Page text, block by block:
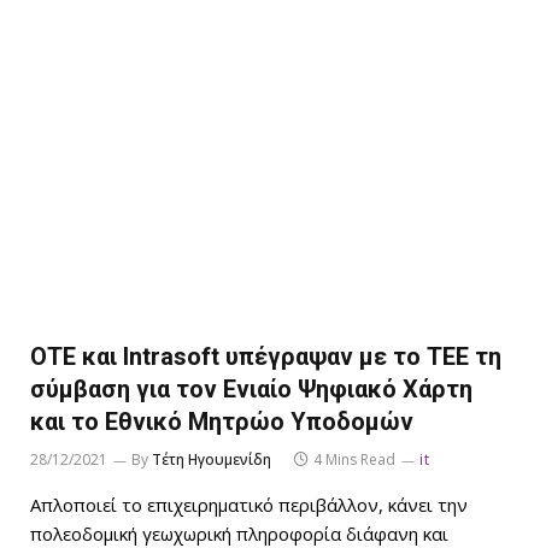
ΟΤΕ και Intrasoft υπέγραψαν με το ΤΕΕ τη
σύμβαση για τον Ενιαίο Ψηφιακό Χάρτη
και το Εθνικό Μητρώο Υποδομών
28/12/2021 By Τέτη Ηγουμενίδη 4 Mins Read it
Απλοποιεί το επιχειρηματικό περιβάλλον, κάνει την
πολεοδομική γεωχωρική πληροφορία διάφανη και